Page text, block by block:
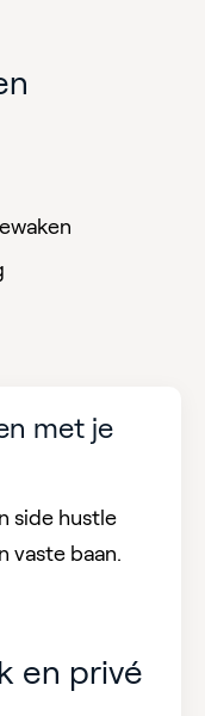
met je
side hustle
vaste baan.
en privé